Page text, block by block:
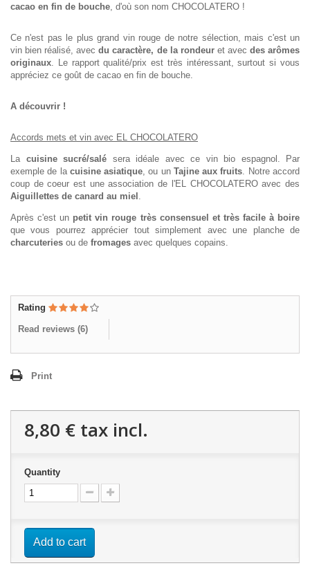
cacao en fin de bouche , d'où son nom CHOCOLATERO !
Ce n'est pas le plus grand vin rouge de notre sélection, mais c'est un
vin bien réalisé, avecdu caractère, de la rondeuret avec des arômes
originaux . Le rapport qualité/prix est très intéressant, surtout si vous
appréciez ce goût de cacao en fin de bouche.
A découvrir !
Accords mets et vin avec EL CHOCOLATERO
La cuisine sucré/salé sera idéale avec ce vin bio espagnol. Par
exemple de la cuisine asiatique , ou un Tajine aux fruits . Notre accord
coup de coeur est une association de l'EL CHOCOLATERO avec des
Aiguillettes de canard au miel
Après c'est un petit vin rouge très consensuel et très facile à boire
que vous pourrez apprécier tout simplement avec une planche de
charcuteries ou de fromages avec quelques copains.
Rating
Read reviews (6)
Print
8,80 € tax incl.
Quantity
Add to cart